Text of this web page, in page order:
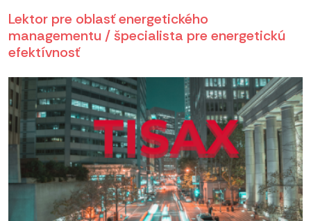
Lektor pre oblasť energetického
managementu / špecialista pre energetickú
efektívnosť